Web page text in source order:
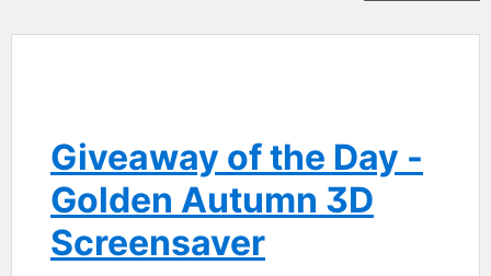
Giveaway of the Day -
Golden Autumn 3D
Screensaver